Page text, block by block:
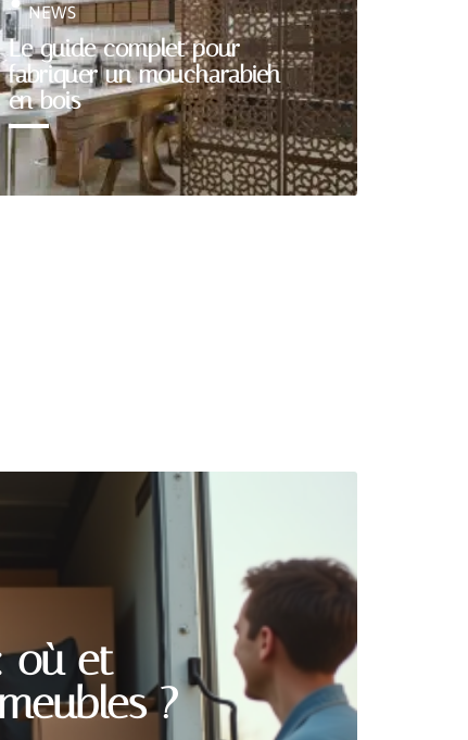
Le guide complet pour
fabriquer un moucharabieh
en bois
NEWS
où et
?